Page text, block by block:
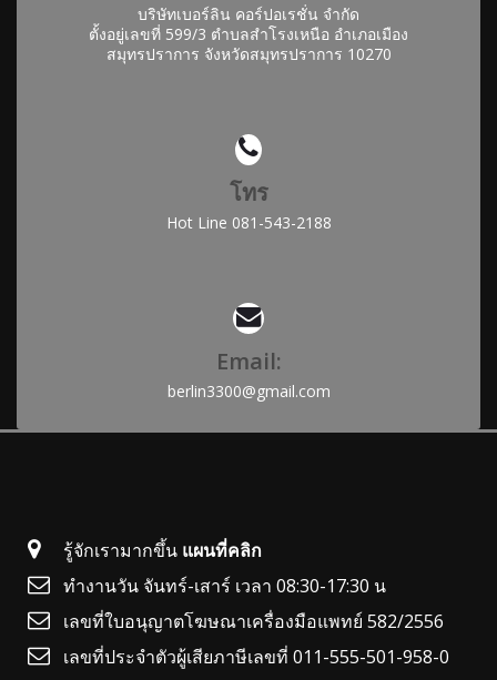
บริษัทเบอร์ลิน คอร์ปอเรชั่น จำกัด
ตั้งอยู่เลขที่ 599/3 ตำบลสำโรงเหนือ อำเภอเมือง
สมุทรปราการ จังหวัดสมุทรปราการ 10270
โทร
Hot Line 081-543-2188
Email:
berlin3300@gmail.com
รู้จักเรามากขึ้น แผนที่คลิก
ทำงานวัน จันทร์-เสาร์ เวลา 08:30-17:30 น
เลขที่ใบอนุญาตโฆษณาเครื่องมือแพทย์ 582/2556
เลขที่ประจำตัวผู้เสียภาษีเลขที่ 011-555-501-958-0